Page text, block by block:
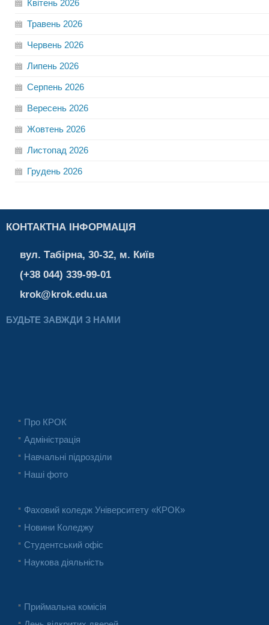
Квітень 2026
Травень 2026
Червень 2026
Липень 2026
Серпень 2026
Вересень 2026
Жовтень 2026
Листопад 2026
Грудень 2026
КОНТАКТНА ІНФОРМАЦІЯ
вул. Табірна, 30-32, м. Київ
(+38 044) 339-99-01
krok@krok.edu.ua
БУДЬТЕ ЗАВЖДИ З НАМИ
Про КРОК
Адміністрація
Навчальні підрозділи
Наші фото
Фаховий коледж Університету «КРОК»
Новини Коледжу
Студентський офіс
Наукова діяльність
Приймальна комісія